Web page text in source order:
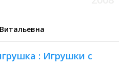
: Игрушки с